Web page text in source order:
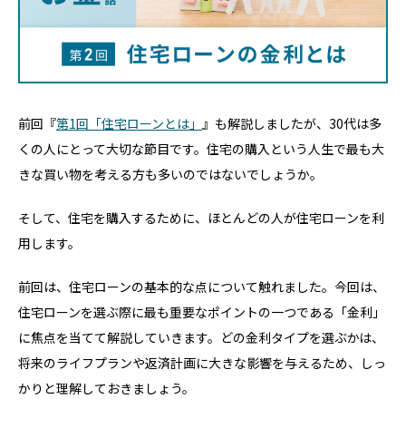
前回『第1回「住宅ローンとは」 』も解説しましたが、30代は多
くの人にとって大切な節目です。住宅の購入という人生で最も大
きな買い物を考える方も多いのではないでしょうか。
そして、住宅を購入するために、ほとんどの人が住宅ローンを利
用します。
前回は、住宅ローンの基本的な点について触れました。今回は、
住宅ローンを選ぶ際に最も重要なポイントの一つである「金利」
に焦点を当てて解説していきます。どの金利タイプを選ぶかは、
将来のライフプランや返済計画に大きな影響を与えるため、しっ
かりと理解しておきましょう。